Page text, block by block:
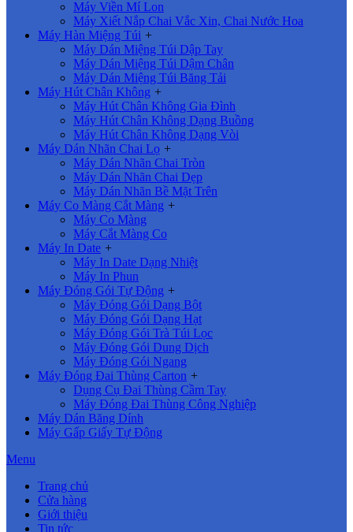
Máy Viền Mí Lon
Máy Xiết Nắp Chai Vắc Xin, Chai Nước Hoa
Máy Hàn Miệng Túi +
Máy Dán Miệng Túi Dập Tay
Máy Dán Miệng Túi Dậm Chân
Máy Dán Miệng Túi Băng Tải
Máy Hút Chân Không +
Máy Hút Chân Không Gia Đình
Máy Hút Chân Không Dạng Buồng
Máy Hút Chân Không Dạng Vòi
Máy Dán Nhãn Chai Lọ +
Máy Dán Nhãn Chai Tròn
Máy Dán Nhãn Chai Dẹp
Máy Dán Nhãn Bề Mặt Trên
Máy Co Màng Cắt Màng +
Máy Co Màng
Máy Cắt Màng Co
Máy In Date +
Máy In Date Dạng Nhiệt
Máy In Phun
Máy Đóng Gói Tự Động +
Máy Đóng Gói Dạng Bột
Máy Đóng Gói Dạng Hạt
Máy Đóng Gói Trà Túi Lọc
Máy Đóng Gói Dung Dịch
Máy Đóng Gói Ngang
Máy Đóng Đai Thùng Carton +
Dụng Cụ Đai Thùng Cầm Tay
Máy Đóng Đai Thùng Công Nghiệp
Máy Dán Băng Dính
Máy Gấp Giấy Tự Động
Menu
Trang chủ
Cửa hàng
Giới thiệu
Tin tức